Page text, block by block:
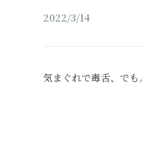
2022/3/14
気まぐれで毒舌、で